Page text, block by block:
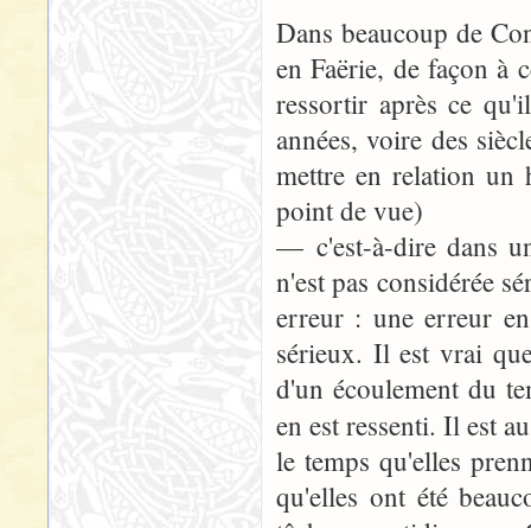
Dans beaucoup de
en Faërie, de façon à
ressortir après ce
années, voire des
mettre en relation un
point de vue)
— c'est-à-dire dans
n'est pas considérée
erreur : une erreur
sérieux. Il est vrai
d'un écoulement du
en est ressenti. Il est
le temps qu'elles
qu'elles ont été